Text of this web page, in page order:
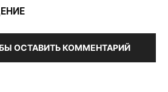
ОСТАВИТЬ КОММЕНТАРИЙ